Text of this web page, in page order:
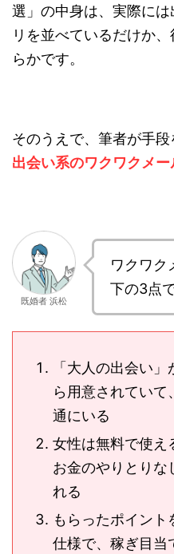
選」の中身は、実際に
リを並べているだけか
らかです。
そのうえで、筆者が手
出会い系のワクワクメー
既婚者 浜松
ワクワク
下の3点で
「大人の出会い
ら用意されてい
通にいる
女性は無料で使え
お金のやりとりな
れる
もらったポイント
仕様で、稼ぎ目当